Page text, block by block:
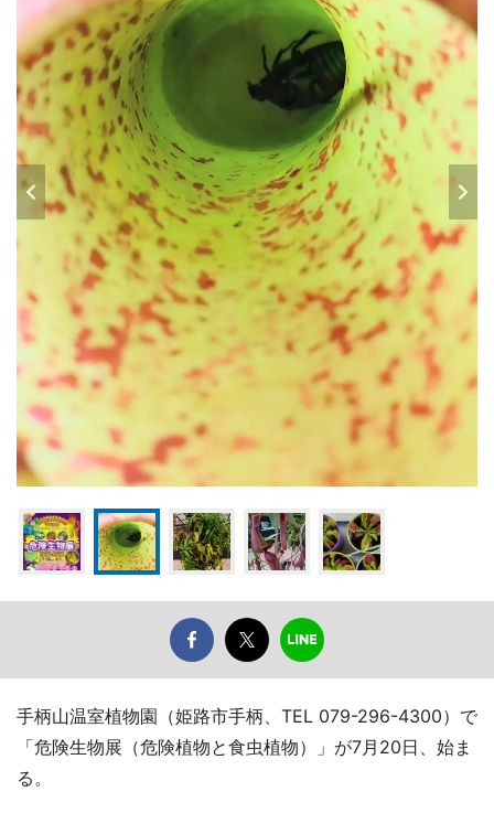
手柄山温室植物園（姫路市手柄、TEL 079-296-4300）で
「危険生物展（危険植物と食虫植物）」が7月20日、始ま
る。